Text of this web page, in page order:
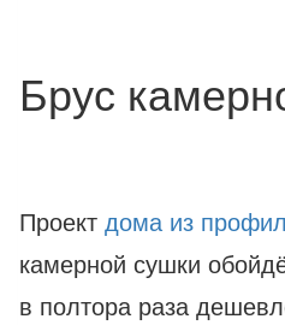
Брус
Проект дома из
камерной сушки
в полтора раза